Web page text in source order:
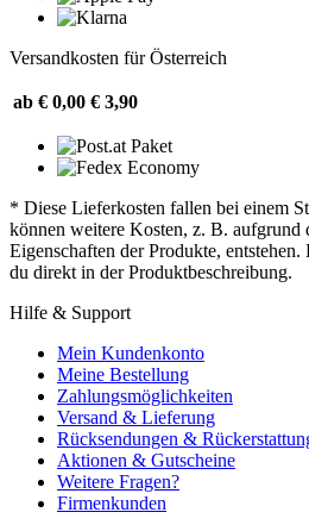
Versandkosten für Österreich
ab € 0,00 € 3,90
* Diese Lieferkosten fallen bei einem
können weitere Kosten, z. B. aufgrund
Eigenschaften der Produkte,
du direkt in der Produktbeschreibung.
Hilfe & Support
Mein Kundenkonto
Meine Bestellung
Zahlungsmöglichkeiten
Versand & Lieferung
Rücksendungen &
Aktionen & Gutscheine
Weitere Fragen?
Firmenkunden